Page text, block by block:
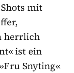
mit
herrlich
ist ein
Snyting«